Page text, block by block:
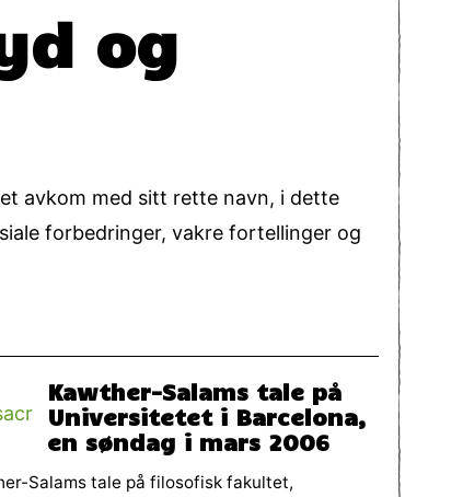
og
avkom med sitt rette navn, i dette
forbedringer, vakre fortellinger og
Kawther-Salams tale på
Universitetet i Barcelona,
en søndag i mars 2006
Salams tale på filosofisk fakultet,